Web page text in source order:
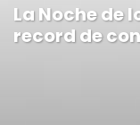
La Noche de
record de